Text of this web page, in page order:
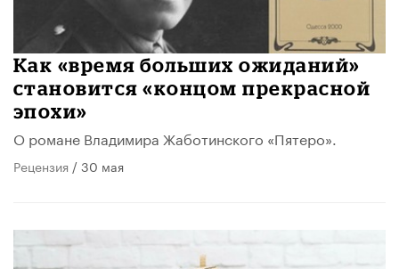
Как «время больших ожиданий»
становится «концом прекрасной
эпохи»
О романе Владимира Жаботинского «Пятеро».
Рецензия / 30 мая